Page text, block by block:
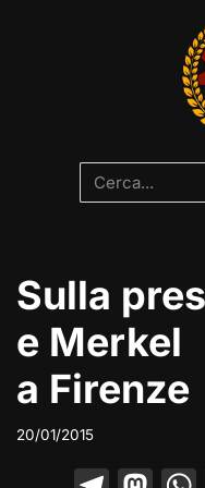
Sulla
e Merkel
20/01/2015